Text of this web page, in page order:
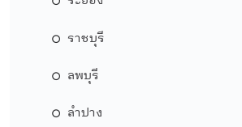
ราชบุรี
ลพบุรี
ลำปาง